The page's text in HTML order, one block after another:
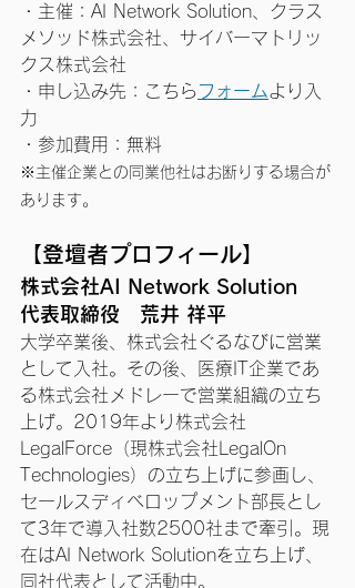
・主催：AI Network Solution、クラス
メソッド株式会社、サイバーマトリッ
クス株式会社
・申し込み先：こちらフォームより入
力
・参加費用：無料
※主催企業との同業他社はお断りする場合が
あります。
【登壇者プロフィール】
株式会社AI Network Solution
代表取締役　荒井 祥平
大学卒業後、株式会社ぐるなびに営業
として入社。その後、医療IT企業であ
る株式会社メドレーで営業組織の立ち
上げ。2019年より株式会社
LegalForce（現株式会社LegalOn
Technologies）の立ち上げに参画し、
セールスディベロップメント部長とし
て3年で導入社数2500社まで牽引。現
在はAI Network Solutionを立ち上げ、
同社代表として活動中。